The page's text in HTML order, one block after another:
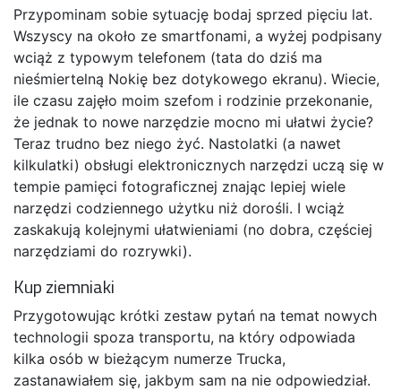
Przypominam sobie sytuację bodaj sprzed pięciu lat.
Wszyscy na około ze smartfonami, a wyżej podpisany
wciąż z typowym telefonem (tata do dziś ma
nieśmiertelną Nokię bez dotykowego ekranu). Wiecie,
ile czasu zajęło moim szefom i rodzinie przekonanie,
że jednak to nowe narzędzie mocno mi ułatwi życie?
Teraz trudno bez niego żyć. Nastolatki (a nawet
kilkulatki) obsługi elektronicznych narzędzi uczą się w
tempie pamięci fotograficznej znając lepiej wiele
narzędzi codziennego użytku niż dorośli. I wciąż
zaskakują kolejnymi ułatwieniami (no dobra, częściej
narzędziami do rozrywki).
Kup ziemniaki
Przygotowując krótki zestaw pytań na temat nowych
technologii spoza transportu, na który odpowiada
kilka osób w bieżącym numerze Trucka,
zastanawiałem się, jakbym sam na nie odpowiedział.